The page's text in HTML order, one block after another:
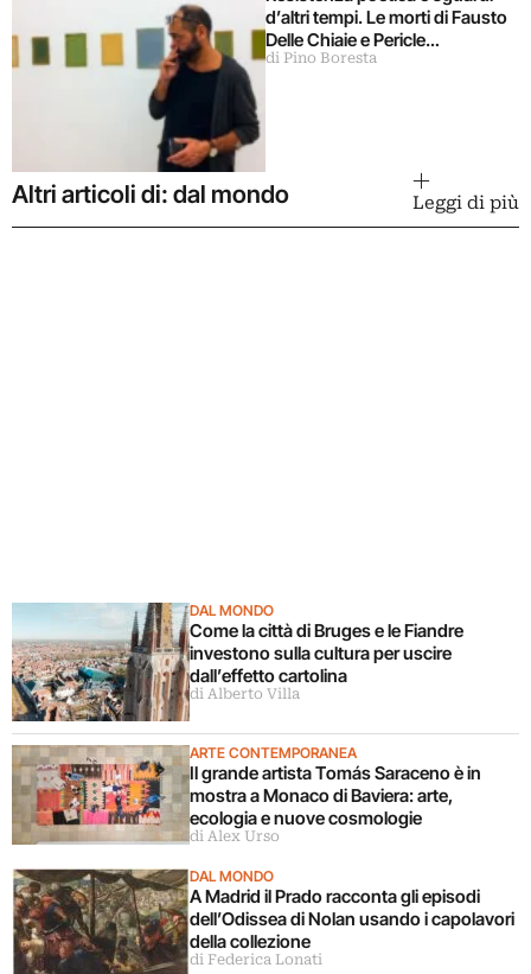
d’altri tempi. Le morti di Fausto
Delle Chiaie e Pericle
Guaglianone
di Pino Boresta
Altri articoli di: dal mondo Leggi di più
DAL MONDO
Come la città di Bruges e le Fiandre
investono sulla cultura per uscire
dall’effetto cartolina
di Alberto Villa
ARTE CONTEMPORANEA
Il grande artista Tomás Saraceno è in
mostra a Monaco di Baviera: arte,
ecologia e nuove cosmologie
di Alex Urso
DAL MONDO
A Madrid il Prado racconta gli episodi
dell’Odissea di Nolan usando i capolavori
della collezione
di Federica Lonati